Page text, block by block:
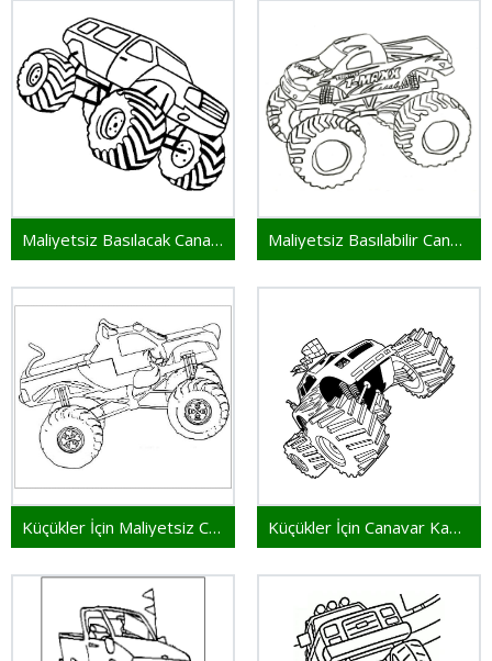
Maliyetsiz Basılacak Canavar Kamyon Maliyetsiz Basılabilir Canavar Kamyon
Küçükler İçin Maliyetsiz Canavar Kamyon Küçükler İçin Canavar Kamyon